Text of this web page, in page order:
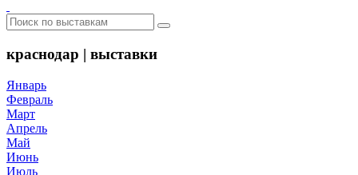
краснодар | выставки
Январь
Февраль
Март
Апрель
Май
Июнь
Июль